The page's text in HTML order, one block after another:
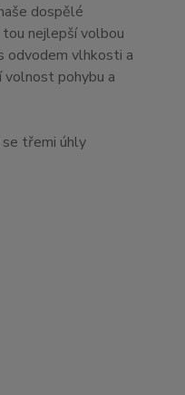
dospělé
nejlepší volbou
odvodem vlhkosti a
volnost pohybu a
se třemi úhly